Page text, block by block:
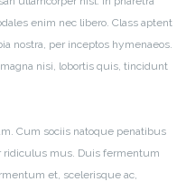
enim nec libero. Class aptent
nostra, per inceptos hymenaeos.
nisi, lobortis quis, tincidunt
Cum sociis natoque penatibus
ridiculus mus. Duis fermentum
et, scelerisque ac,